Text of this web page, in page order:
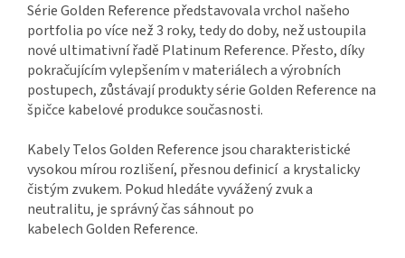
Série Golden Reference představovala vrchol našeho
portfolia po více než 3 roky, tedy do doby, než ustoupila
nové ultimativní řadě Platinum Reference. Přesto, díky
pokračujícím vylepšením v materiálech a výrobních
postupech, zůstávají produkty série Golden Reference na
špičce kabelové produkce současnosti.
Kabely Telos Golden Reference jsou charakteristické
vysokou mírou rozlišení, přesnou definicí a krystalicky
čistým zvukem. Pokud hledáte vyvážený zvuk a
neutralitu, je správný čas sáhnout po
kabelech Golden Reference.